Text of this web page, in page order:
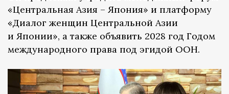
«Центральная Азия – Япония» и платформу
«Диалог женщин Центральной Азии
и Японии», а также объявить 2028 год Годом
международного права под эгидой ООН.